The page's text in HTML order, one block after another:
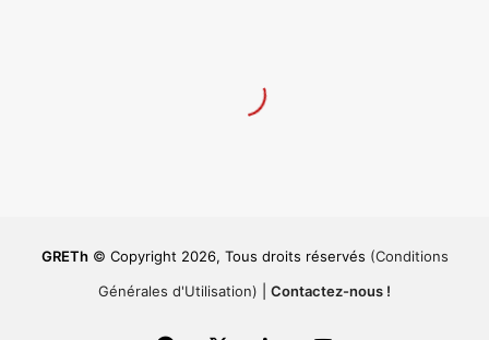
GRETh© Copyright 2026, Tous droits réservés (Conditions
Générales d'Utilisation)
Contactez-nous !